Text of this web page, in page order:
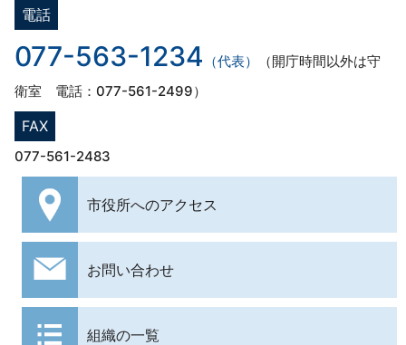
電話
077-563-1234 （代表）
（開庁時間以外は守
衛室 電話：077-561-2499）
FAX
077-561-2483
市役所へのアクセス
お問い合わせ
組織の一覧